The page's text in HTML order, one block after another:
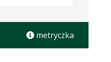
metryczka